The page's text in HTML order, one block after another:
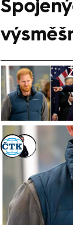
ČTK
24. dub
Britský
Ukrajiny.
ukončení